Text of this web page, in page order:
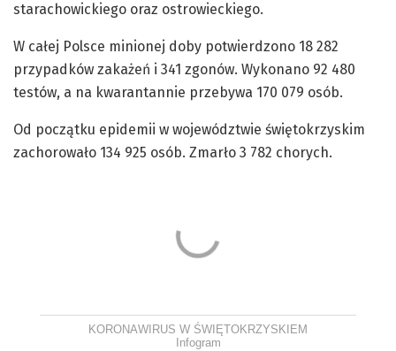
starachowickiego oraz ostrowieckiego.
W całej Polsce minionej doby potwierdzono 18 282
przypadków zakażeń i 341 zgonów. Wykonano 92 480
testów, a na kwarantannie przebywa 170 079 osób.
Od początku epidemii w województwie świętokrzyskim
zachorowało 134 925 osób. Zmarło 3 782 chorych.
KORONAWIRUS W ŚWIĘTOKRZYSKIEM
Infogram